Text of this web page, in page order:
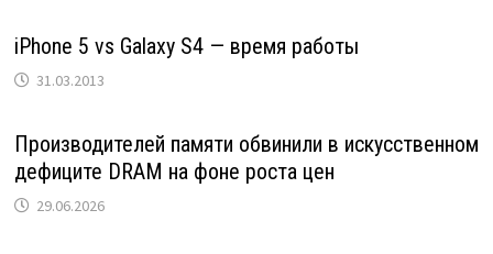
iPhone 5 vs Galaxy S4 — время работы
31.03.2013
Производителей памяти обвинили в искусственном
дефиците DRAM на фоне роста цен
29.06.2026